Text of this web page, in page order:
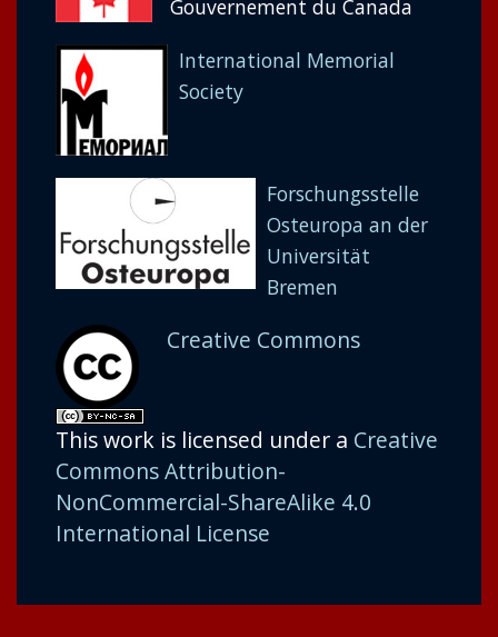
Gouvernement du Canada
International Memorial
Society
Forschungsstelle
Osteuropa an der
Universität
Bremen
Creative Commons
This work is licensed under a Creative
Commons Attribution-
NonCommercial-ShareAlike 4.0
International License